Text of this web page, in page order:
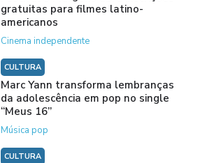
gratuitas para filmes latino-
americanos
Cinema independente
CULTURA
Marc Yann transforma lembranças
da adolescência em pop no single
“Meus 16”
Música pop
CULTURA